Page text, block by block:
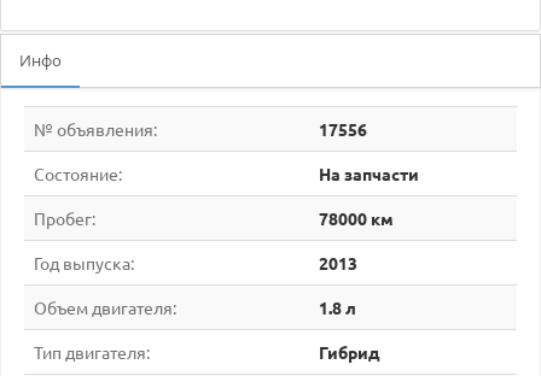
Инфо
№ объявления: 17556
Состояние: На запчасти
Пробег: 78000 км
Год выпуска: 2013
Объем двигателя: 1.8 л
Тип двигателя: Гибрид